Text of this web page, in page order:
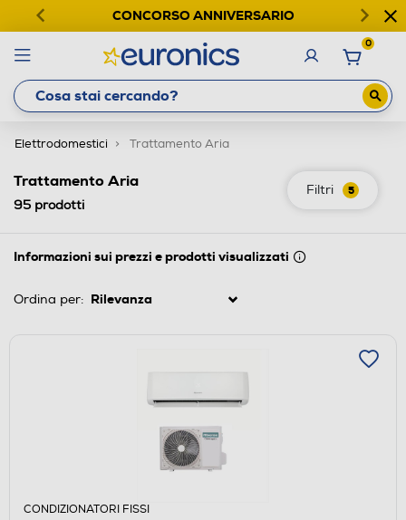
CONCORSO ANNIVERSARIO
0
Elettrodomestici Trattamento Aria
Filtri 5
Trattamento Aria
95 prodotti
Informazioni sui prezzi e prodotti visualizzati
Ordina per:
CONDIZIONATORI FISSI